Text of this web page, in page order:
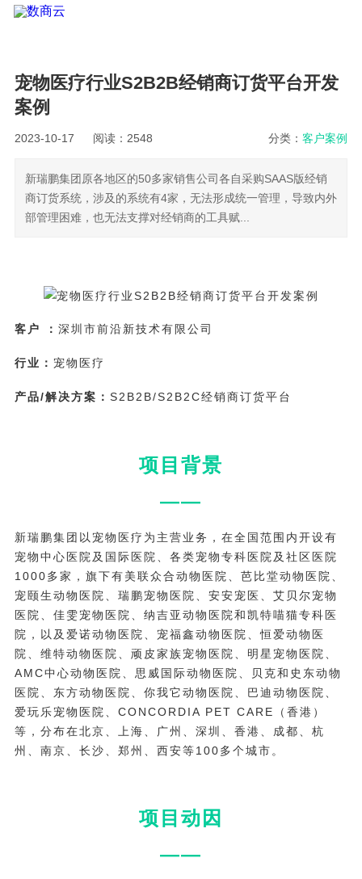
宠物医疗行业S2B2B经销商订货平台开发
案例
2023-10-17 阅读：2548 分类：客户案例
新瑞鹏集团原各地区的50多家销售公司各自采购SAAS版经销
商订货系统，涉及的系统有4家，无法形成统一管理，导致内外
部管理困难，也无法支撑对经销商的工具赋...
客户 ： 深圳市前沿新技术有限公司
行业： 宠物医疗
产品/解决方案： S2B2B/S2B2C经销商订货平台
项目背景
——
新瑞鹏集团以宠物医疗为主营业务，在全国范围内开设有
宠物中心医院及国际医院、各类宠物专科医院及社区医院
1000多家，旗下有美联众合动物医院、芭比堂动物医院、
宠颐生动物医院、瑞鹏宠物医院、安安宠医、艾贝尔宠物
医院、佳雯宠物医院、纳吉亚动物医院和凯特喵猫专科医
院，以及爱诺动物医院、宠福鑫动物医院、恒爱动物医
院、维特动物医院、顽皮家族宠物医院、明星宠物医院、
AMC中心动物医院、思威国际动物医院、贝克和史东动物
医院、东方动物医院、你我它动物医院、巴迪动物医院、
爱玩乐宠物医院、CONCORDIA PET CARE（香港）
等，分布在北京、上海、广州、深圳、香港、成都、杭
州、南京、长沙、郑州、西安等100多个城市。
项目动因
——